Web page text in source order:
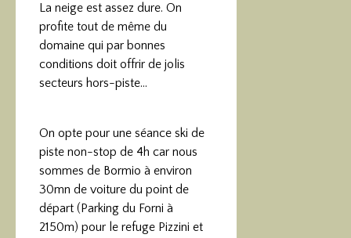
La neige est assez dure. On
profite tout de même du
domaine qui par bonnes
conditions doit offrir de jolis
secteurs hors-piste…
On opte pour une séance ski de
piste non-stop de 4h car nous
sommes de Bormio à environ
30mn de voiture du point de
départ (Parking du Forni à
2150m) pour le refuge Pizzini et